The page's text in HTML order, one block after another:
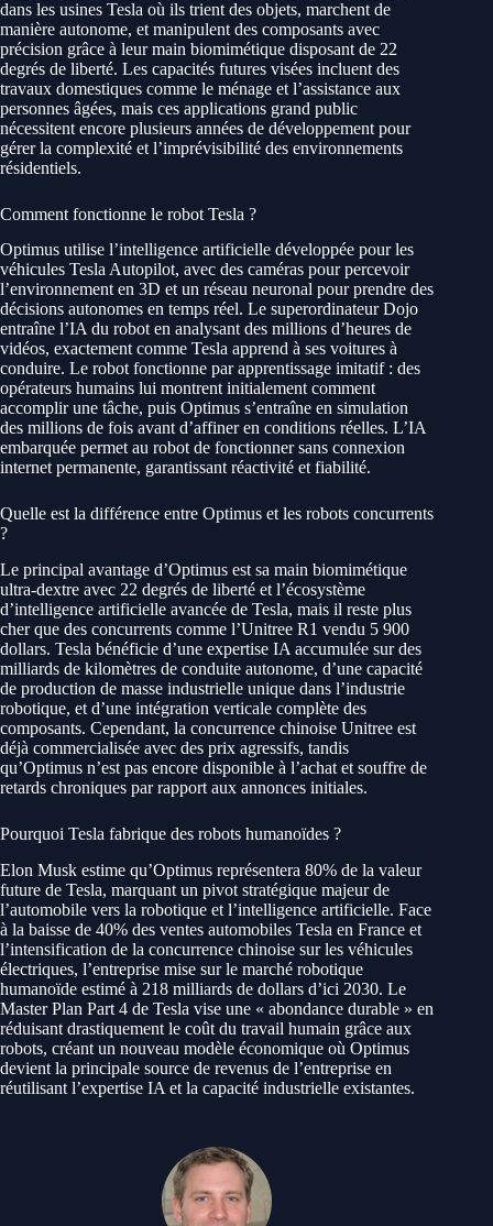
dans les usines Tesla où ils trient des objets, marchent de
manière autonome, et manipulent des composants avec
précision grâce à leur main biomimétique disposant de 22
degrés de liberté. Les capacités futures visées incluent des
travaux domestiques comme le ménage et l’assistance aux
personnes âgées, mais ces applications grand public
nécessitent encore plusieurs années de développement pour
gérer la complexité et l’imprévisibilité des environnements
résidentiels.
Comment fonctionne le robot Tesla ?
Optimus utilise l’intelligence artificielle développée pour les
véhicules Tesla Autopilot, avec des caméras pour percevoir
l’environnement en 3D et un réseau neuronal pour prendre des
décisions autonomes en temps réel. Le superordinateur Dojo
entraîne l’IA du robot en analysant des millions d’heures de
vidéos, exactement comme Tesla apprend à ses voitures à
conduire. Le robot fonctionne par apprentissage imitatif : des
opérateurs humains lui montrent initialement comment
accomplir une tâche, puis Optimus s’entraîne en simulation
des millions de fois avant d’affiner en conditions réelles. L’IA
embarquée permet au robot de fonctionner sans connexion
internet permanente, garantissant réactivité et fiabilité.
Quelle est la différence entre Optimus et les robots concurrents
?
Le principal avantage d’Optimus est sa main biomimétique
ultra-dextre avec 22 degrés de liberté et l’écosystème
d’intelligence artificielle avancée de Tesla, mais il reste plus
cher que des concurrents comme l’Unitree R1 vendu 5 900
dollars. Tesla bénéficie d’une expertise IA accumulée sur des
milliards de kilomètres de conduite autonome, d’une capacité
de production de masse industrielle unique dans l’industrie
robotique, et d’une intégration verticale complète des
composants. Cependant, la concurrence chinoise Unitree est
déjà commercialisée avec des prix agressifs, tandis
qu’Optimus n’est pas encore disponible à l’achat et souffre de
retards chroniques par rapport aux annonces initiales.
Pourquoi Tesla fabrique des robots humanoïdes ?
Elon Musk estime qu’Optimus représentera 80% de la valeur
future de Tesla, marquant un pivot stratégique majeur de
l’automobile vers la robotique et l’intelligence artificielle. Face
à la baisse de 40% des ventes automobiles Tesla en France et
l’intensification de la concurrence chinoise sur les véhicules
électriques, l’entreprise mise sur le marché robotique
humanoïde estimé à 218 milliards de dollars d’ici 2030. Le
Master Plan Part 4 de Tesla vise une « abondance durable » en
réduisant drastiquement le coût du travail humain grâce aux
robots, créant un nouveau modèle économique où Optimus
devient la principale source de revenus de l’entreprise en
réutilisant l’expertise IA et la capacité industrielle existantes.